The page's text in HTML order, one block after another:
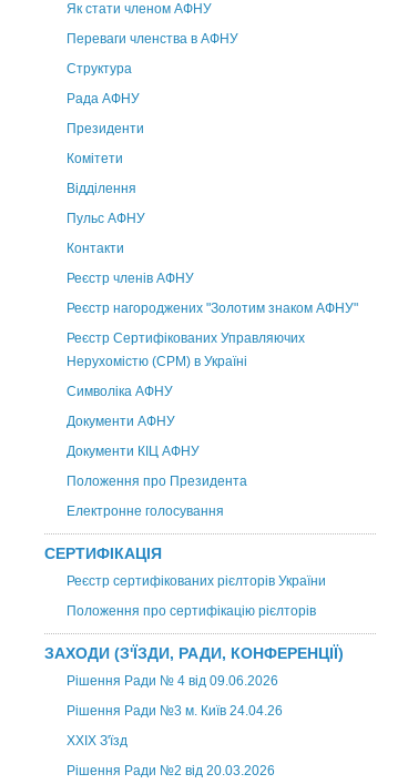
Як стати членом АФНУ
Переваги членства в АФНУ
Структура
Рада АФНУ
Президенти
Комітети
Відділення
Пульс АФНУ
Контакти
Реєстр членів АФНУ
Реєстр нагороджених "Золотим знаком АФНУ"
Реєстр Сертифікованих Управляючих
Нерухомістю (CPM) в Україні
Символіка АФНУ
Документи АФНУ
Документи КІЦ АФНУ
Положення про Президента
Електронне голосування
СЕРТИФІКАЦІЯ
Реєстр сертифікованих рієлторів України
Положення про сертифікацію рієлторів
ЗАХОДИ (З'ЇЗДИ, РАДИ, КОНФЕРЕНЦІЇ)
Рішення Ради № 4 від 09.06.2026
Рішення Ради №3 м. Київ 24.04.26
XXІХ З'їзд
Рішення Ради №2 від 20.03.2026